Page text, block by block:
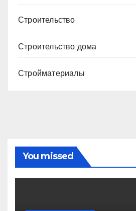
Строительство
Строительство дома
Стройматериалы
You missed